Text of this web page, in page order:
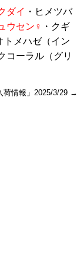
ダイ ・ヒメツバ
ウセン♀ ・クギ
トメハゼ（イン
コーラル（グリ
荷情報」2025/3/29 →